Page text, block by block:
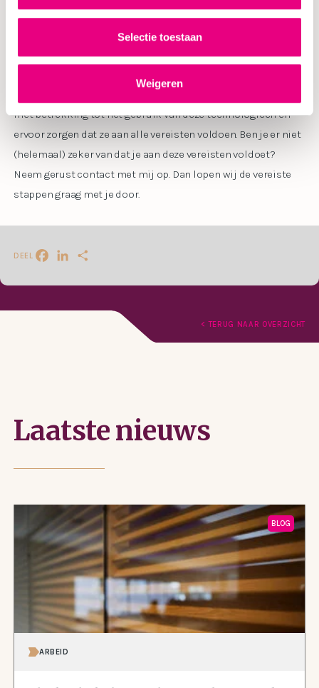
Selectie toestaan
Weigeren
Het aanvullende toezicht op cookies en online tracking door
de AP is een belangrijke stap in de goede richting voor de
met betrekking tot het gebruik van deze technologieën en
ervoor zorgen dat ze aan alle vereisten voldoen. Ben je er niet
(helemaal) zeker van dat je aan deze vereisten voldoet?
Neem gerust contact met mij op. Dan lopen wij de vereiste
stappen graag met je door.
< TERUG NAAR OVERZICHT
DEEL
Laatste nieuws
BLOG
ARBEID